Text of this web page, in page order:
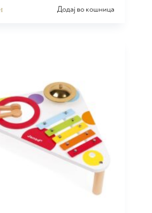
Додај во кошница